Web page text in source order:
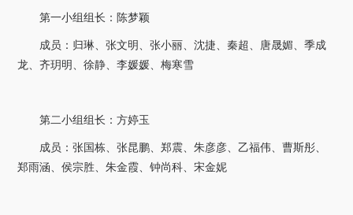
第一小组组长：陈梦颖
成员：归琳、张文明、张小丽、沈捷、秦超、唐晟媚、季成
龙、齐玥明、徐静、李媛媛、梅寒雪
第二小组组长：方婷玉
成员：张国栋、张昆鹏、郑震、朱彦彦、乙福伟、曹斯彤、
郑雨涵、侯宗胜、朱金霞、钟尚科、宋金妮